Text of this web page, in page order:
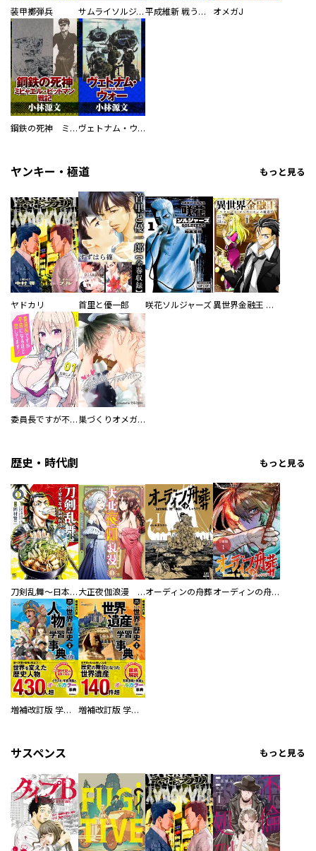
装甲擲弾兵 サムライソルジャー SAMURAI SOLDIER 平成維新 戦う自衛隊 オメガJ
鋼鉄の死神 ミヒャエル・ビットマン戦記 ヴェトナム・ウォー VIETNAM WAR
ヤンキー・極道 もっと見る
ヤドカリ 首里と優一郎 咲花ソルジャーズ 異世界金融王 ～クローネ・ゴルディオンの覇道～
委員長ですが不良になるほど恋してます！ 巣づくりオメガバース
歴史・時代劇 もっと見る
刀剣乱舞～日本号つれづれ酒～ 大正夜伽浪漫 －金曜日の花嫁—オーディンの舟葬 オーディンの舟葬 分冊版
増補改訂版 学研まんが NEW世界の歴史 別巻 人物学習事典 増補改訂版 学研まんが NEW世界の歴史 別巻 世界遺産学習事典
サスペンス もっと見る